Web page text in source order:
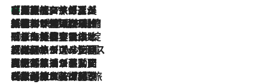
2026.8.7
【厳選旅コスメ】「多機能アイテムがメイン！」旅好き美容エディターが選んだ夏旅ベストコスメを発表【Mサイズジップ】
2026.8.6
「荷物が増えるほど旅ストレスは増す」美容ジャーナリストがたどり着いた最終結論。“化粧品を劇的に減らす”感動の凝縮美容とは
2026.8.6
「旅先には金髪ウィッグを持参」日本と同じメイクでは損してる!? 美容ジャーナリストが提案する“掟破りの旅美容”とは
2026.8.6
【厳選旅コスメ】「身軽さ＆UV対策重視！」ヘアアーティストshucoが選んだ夏旅ベストコスメを発表【Mサイズジップ】
2026.8.5
【厳選旅コスメ】国内をあちこち移動する河井菜摘が選んだ夏旅ベストコスメ発表！「リラックスアイテムはマスト」【Mサイズジップ】
2026.8.4
【厳選旅コスメ】「紫外線＆乾燥対策しながらメイク感も！」ヘア＆メイクGeorgeが選んだ夏旅ベストコスメを発表！【Mサイズジップ】